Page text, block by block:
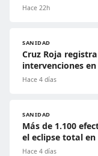
Hace 22h
SANIDAD
Cruz Roja
intervenciones
Hace 4 días
SANIDAD
Más de 1.100
el eclipse total
Hace 4 días